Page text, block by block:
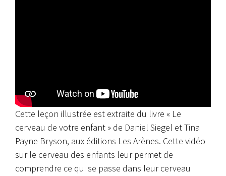
Cette leçon illustrée est extraite du livre « Le
cerveau de votre enfant » de Daniel Siegel et Tina
Payne Bryson, aux éditions Les Arènes. Cette vidéo
sur le cerveau des enfants leur permet de
comprendre ce qui se passe dans leur cerveau